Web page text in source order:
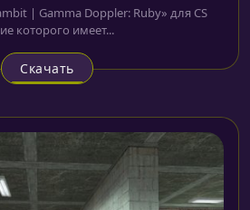
| Gamma Doppler: Ruby» для CS
которого имеет...
Скачать